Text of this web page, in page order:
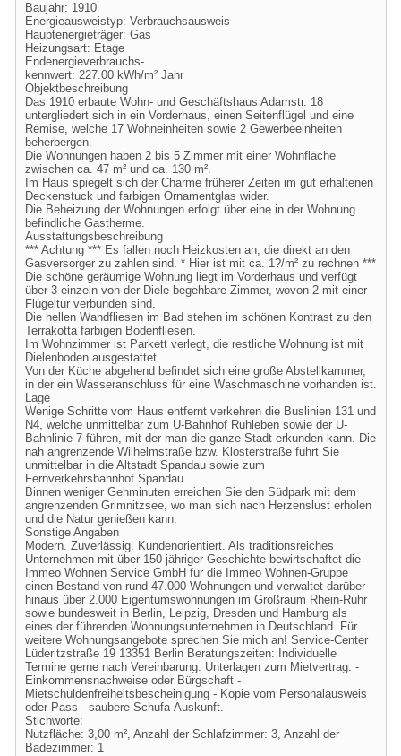
Baujahr: 1910
Energieausweistyp: Verbrauchsausweis
Hauptenergieträger: Gas
Heizungsart: Etage
Endenergieverbrauchs-
kennwert: 227.00 kWh/m² Jahr
Objektbeschreibung
Das 1910 erbaute Wohn- und Geschäftshaus Adamstr. 18
untergliedert sich in ein Vorderhaus, einen Seitenflügel und eine
Remise, welche 17 Wohneinheiten sowie 2 Gewerbeeinheiten
beherbergen.
Die Wohnungen haben 2 bis 5 Zimmer mit einer Wohnfläche
zwischen ca. 47 m² und ca. 130 m².
Im Haus spiegelt sich der Charme früherer Zeiten im gut erhaltenen
Deckenstuck und farbigen Ornamentglas wider.
Die Beheizung der Wohnungen erfolgt über eine in der Wohnung
befindliche Gastherme.
Ausstattungsbeschreibung
*** Achtung *** Es fallen noch Heizkosten an, die direkt an den
Gasversorger zu zahlen sind. * Hier ist mit ca. 1?/m² zu rechnen ***
Die schöne geräumige Wohnung liegt im Vorderhaus und verfügt
über 3 einzeln von der Diele begehbare Zimmer, wovon 2 mit einer
Flügeltür verbunden sind.
Die hellen Wandfliesen im Bad stehen im schönen Kontrast zu den
Terrakotta farbigen Bodenfliesen.
Im Wohnzimmer ist Parkett verlegt, die restliche Wohnung ist mit
Dielenboden ausgestattet.
Von der Küche abgehend befindet sich eine große Abstellkammer,
in der ein Wasseranschluss für eine Waschmaschine vorhanden ist.
Lage
Wenige Schritte vom Haus entfernt verkehren die Buslinien 131 und
N4, welche unmittelbar zum U-Bahnhof Ruhleben sowie der U-
Bahnlinie 7 führen, mit der man die ganze Stadt erkunden kann. Die
nah angrenzende Wilhelmstraße bzw. Klosterstraße führt Sie
unmittelbar in die Altstadt Spandau sowie zum
Fernverkehrsbahnhof Spandau.
Binnen weniger Gehminuten erreichen Sie den Südpark mit dem
angrenzenden Grimnitzsee, wo man sich nach Herzenslust erholen
und die Natur genießen kann.
Sonstige Angaben
Modern. Zuverlässig. Kundenorientiert. Als traditionsreiches
Unternehmen mit über 150-jähriger Geschichte bewirtschaftet die
Immeo Wohnen Service GmbH für die Immeo Wohnen-Gruppe
einen Bestand von rund 47.000 Wohnungen und verwaltet darüber
hinaus über 2.000 Eigentumswohnungen im Großraum Rhein-Ruhr
sowie bundesweit in Berlin, Leipzig, Dresden und Hamburg als
eines der führenden Wohnungsunternehmen in Deutschland. Für
weitere Wohnungsangebote sprechen Sie mich an! Service-Center
Lüderitzstraße 19 13351 Berlin Beratungszeiten: Individuelle
Termine gerne nach Vereinbarung. Unterlagen zum Mietvertrag: -
Einkommensnachweise oder Bürgschaft -
Mietschuldenfreiheitsbescheinigung - Kopie vom Personalausweis
oder Pass - saubere Schufa-Auskunft.
Stichworte:
Nutzfläche: 3,00 m², Anzahl der Schlafzimmer: 3, Anzahl der
Badezimmer: 1